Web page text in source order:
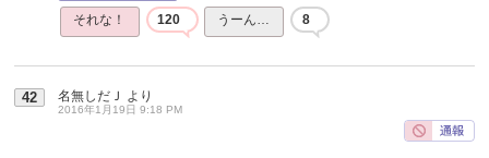
それな！ 120 うーん… 8
42 名無しだＪ より
2016年1月19日 9:18 PM